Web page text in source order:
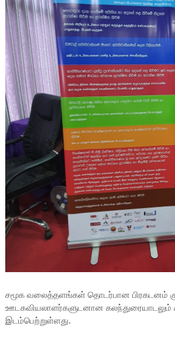
சமூக வலைத்தளங்கள் தொடர்பான பிரகடனம்
ஊடகவியலாளர்களுடனான கலந்துரையாடலும்
இடம்பெற்றுள்ளது.